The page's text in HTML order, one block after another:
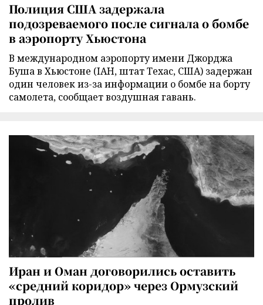
Полиция США задержала
подозреваемого после сигнала о бомбе
в аэропорту Хьюстона
В международном аэропорту имени Джорджа
Буша в Хьюстоне (IAH, штат Техас, США) задержан
один человек из-за информации о бомбе на борту
самолета, сообщает воздушная гавань.
Иран и Оман договорились оставить
«средний коридор» через Ормузский
пролив